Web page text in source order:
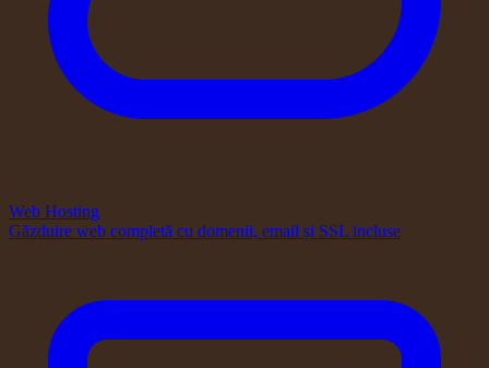
Web Hosting
Găzduire web completă cu domenii, email și SSL incluse